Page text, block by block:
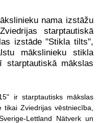
nama izstāžu
starptautiskā
izstāde "Stikla tilts",
mākslinieku stikla
mākslas
ir starptautisks mākslas
Zviedrijas vēstniecība,
Lettland Nätverk un